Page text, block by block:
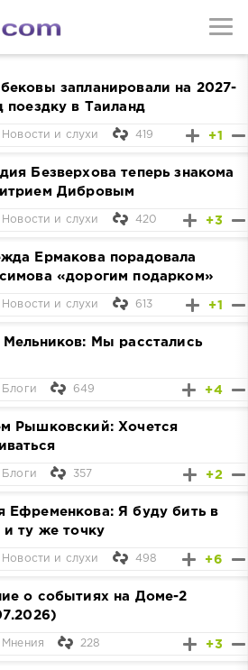
запланировали на 2027-
поездку в Таиланд
+1
Новости и слухи 419
Безверхова теперь знакома
Дибровым
+3
Новости и слухи 420
Ермакова порадовала
«дорогим подарком»
+1
Новости и слухи 613
Мельников: Мы расстались
+4
Блоги 649
Рышковский: Хочется
+2
Блоги 357
Ефременкова: Я буду бить в
и ту же точку
+6
Новости и слухи 498
о событиях на Доме-2
+3
Мнения 228